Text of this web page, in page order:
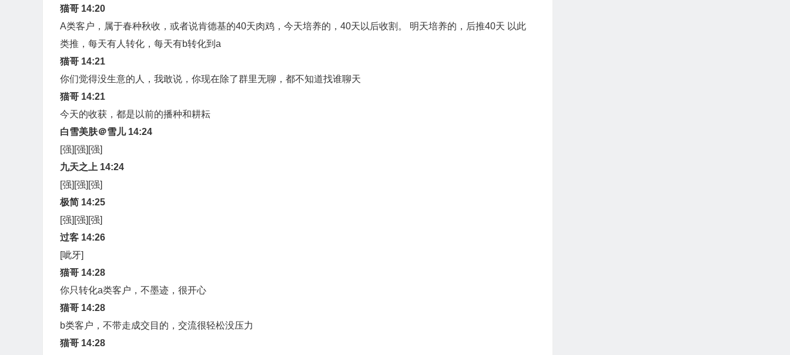
猫哥 14:20
A类客户，属于春种秋收，或者说肯德基的40天肉鸡，今天培养的，40天以后收割。 明天培养的，后推40天 以此
类推，每天有人转化，每天有b转化到a
猫哥 14:21
你们觉得没生意的人，我敢说，你现在除了群里无聊，都不知道找谁聊天
猫哥 14:21
今天的收获，都是以前的播种和耕耘
白雪美肤＠雪儿 14:24
[强][强][强]
九天之上 14:24
[强][强][强]
极简 14:25
[强][强][强]
过客 14:26
[呲牙]
猫哥 14:28
你只转化a类客户，不墨迹，很开心
猫哥 14:28
b类客户，不带走成交目的，交流很轻松没压力
猫哥 14:28